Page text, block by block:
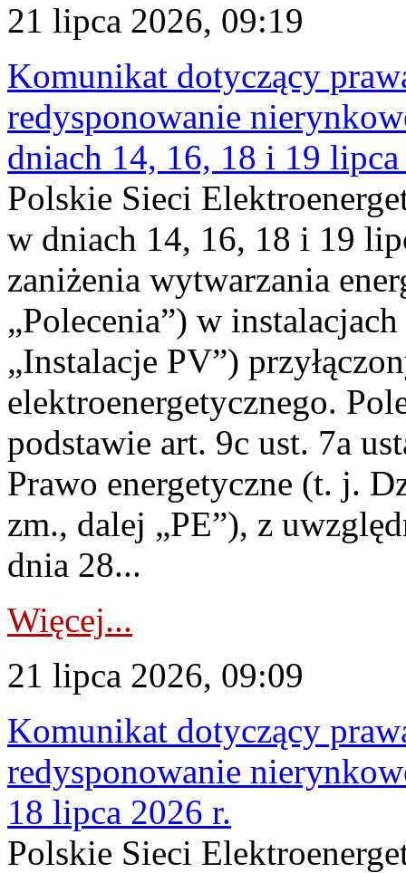
21 lipca 2026, 09:19
Komunikat dotyczący
redysponowanie
dniach 14, 16, 18 i 19
Polskie Sieci
w dniach 14, 16, 18 i 19
zaniżenia wytwarzania
„Polecenia”) w
„Instalacje PV”)
elektroenergetycznego.
podstawie art. 9c ust. 7a
Prawo energetyczne (t. j.
zm., dalej „PE”), z
dnia 28...
Więcej...
21 lipca 2026, 09:09
Komunikat dotyczący
redysponowanie
18 lipca 2026 r.
Polskie Sieci